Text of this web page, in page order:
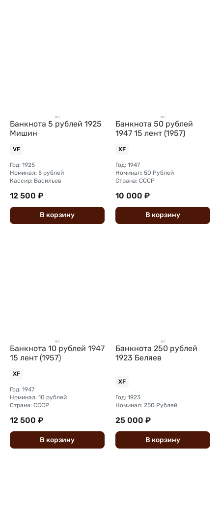
Банкнота 5 рублей 1925
Мишин
VF
Год: 1925
Номинал: 5 рублей
Кассир: Васильев
12 500 ₽
В корзину
Банкнота 50 рублей
1947 15 лент (1957)
XF
Год: 1947
Номинал: 50 Рублей
Страна: СССР
10 000 ₽
В корзину
Банкнота 10 рублей 1947
15 лент (1957)
XF
Год: 1947
Номинал: 10 рублей
Страна: СССР
12 500 ₽
В корзину
Банкнота 250 рублей
1923 Беляев
XF
Год: 1923
Номинал: 250 Рублей
25 000 ₽
В корзину